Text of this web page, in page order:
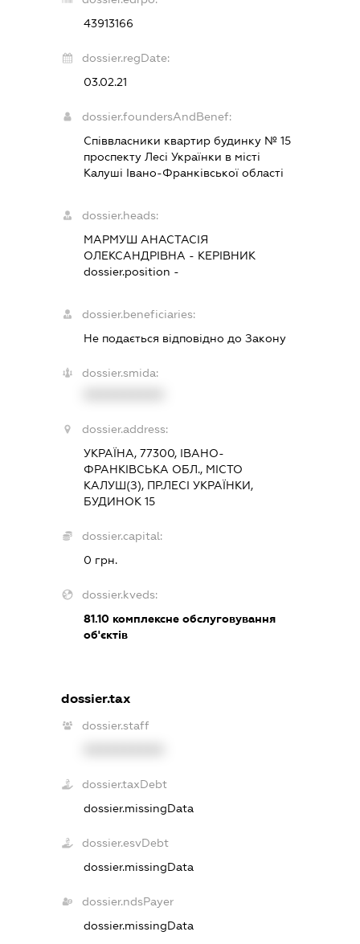
43913166
dossier.regDate:
03.02.21
dossier.foundersAndBenef:
Співвласники квартир будинку № 15
проспекту Лесі Українки в місті
Калуші Івано-Франківської області
dossier.heads:
МАРМУШ АНАСТАСІЯ
ОЛЕКСАНДРІВНА - КЕРІВНИК
dossier.position -
dossier.beneficiaries:
Не подається відповідно до Закону
dossier.smida:
dossier.address:
УКРАЇНА, 77300, ІВАНО-
ФРАНКІВСЬКА ОБЛ., МІСТО
КАЛУШ(З), ПР.ЛЕСІ УКРАЇНКИ,
БУДИНОК 15
dossier.capital:
0 грн.
dossier.kveds:
81.10 комплексне обслуговування
об'єктів
dossier.tax
dossier.staff
dossier.taxDebt
dossier.missingData
dossier.esvDebt
dossier.missingData
dossier.ndsPayer
dossier.missingData